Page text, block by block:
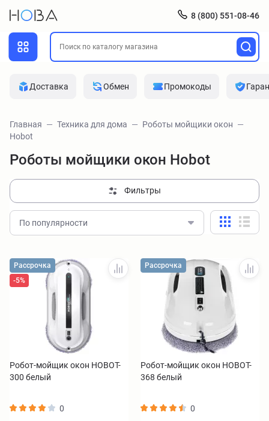
8 (800) 551-08-46
Доставка Обмен Промокоды
Главная Техника для дома
Роботы мойщики окон
Hobot
Роботы мойщики окон Hobot
Фильтры
По популярности
Рассрочка
-5%
Робот-мойщик окон HOBOT-
300 белый
0
Рассрочка
Робот-мойщик окон HOBOT-
368 белый
0